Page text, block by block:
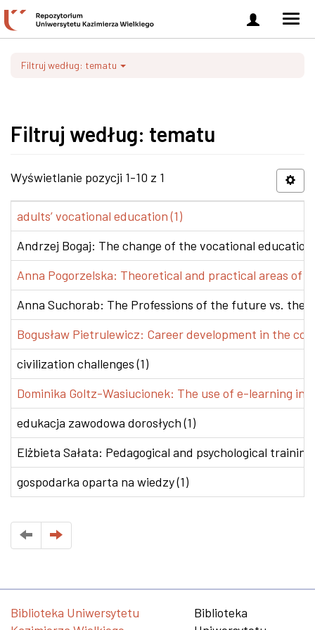
Zaloguj
się
Filtruj według: tematu
Filtruj według: tematu
Wyświetlanie pozycji 1-10 z 1
adults’ vocational education (1)
Andrzej Bogaj: The change of the vocational
Anna Pogorzelska: Theoretical and practical areas of
Anna Suchorab: The Professions of the future vs. the
Bogusław Pietrulewicz: Career development in the
civilization challenges (1)
Dominika Goltz-Wasiucionek: The use of e-learning in
edukacja zawodowa dorosłych (1)
Elżbieta Sałata: Pedagogical and psychological
gospodarka oparta na wiedzy (1)
Biblioteka Uniwersytetu
Biblioteka